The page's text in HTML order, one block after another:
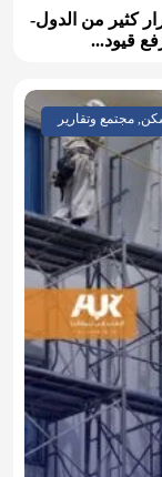
كثير من الدول-
قيود...
مجتمع وتقارير